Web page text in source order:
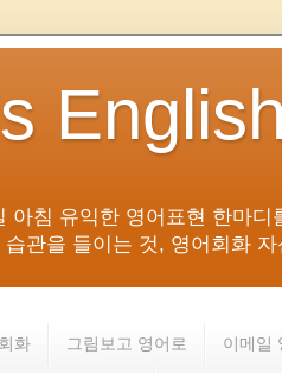
아침 유익한 영어표현 한마
관을 들이는 것, 영어회화
화 그림보고 영어로 이메일